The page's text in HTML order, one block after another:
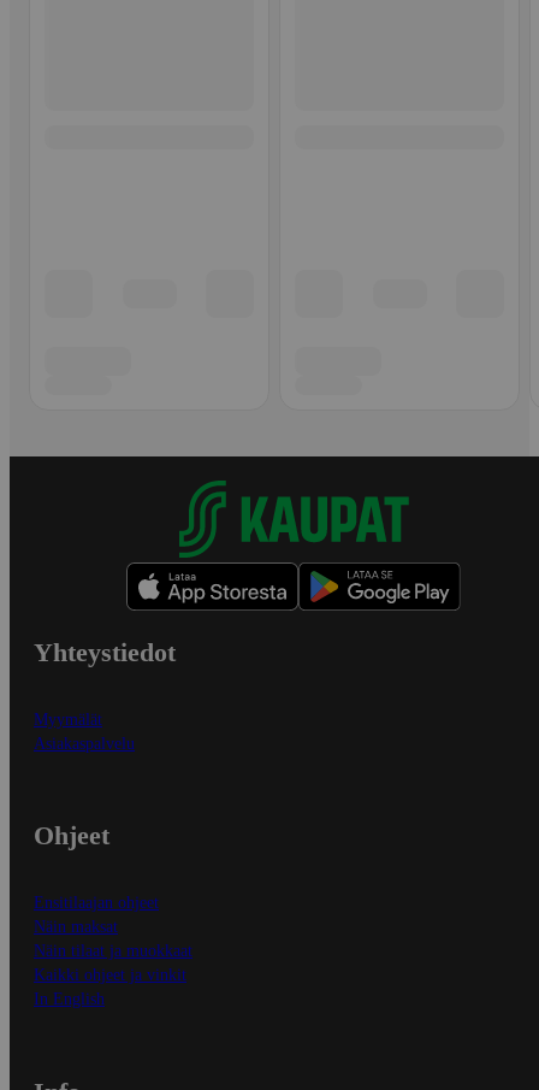
Yhteystiedot
Myymälät
Asiakaspalvelu
Ohjeet
Ensitilaajan ohjeet
Näin maksat
Näin tilaat ja muokkaat
Kaikki ohjeet ja vinkit
In English